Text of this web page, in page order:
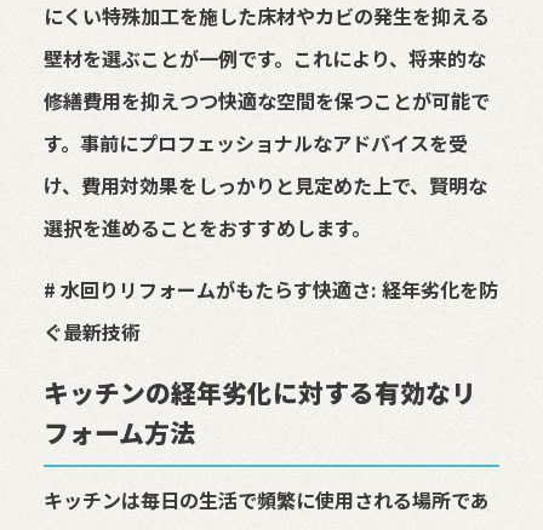
にくい特殊加工を施した床材やカビの発生を抑える
壁材を選ぶことが一例です。これにより、将来的な
修繕費用を抑えつつ快適な空間を保つことが可能で
す。事前にプロフェッショナルなアドバイスを受
け、費用対効果をしっかりと見定めた上で、賢明な
選択を進めることをおすすめします。
# 水回りリフォームがもたらす快適さ: 経年劣化を防
ぐ最新技術
キッチンの経年劣化に対する有効なリ
フォーム方法
キッチンは毎日の生活で頻繁に使用される場所であ